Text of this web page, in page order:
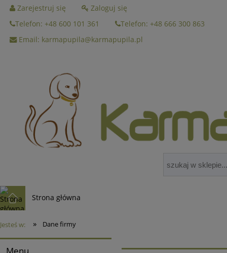
Zarejestruj się
Zaloguj się
Telefon: +48 600 101 361
Telefon: +48 666 300 863
Email: karmapupila@karmapupila.pl
Strona główna
Jesteś w: » Dane firmy
Menu